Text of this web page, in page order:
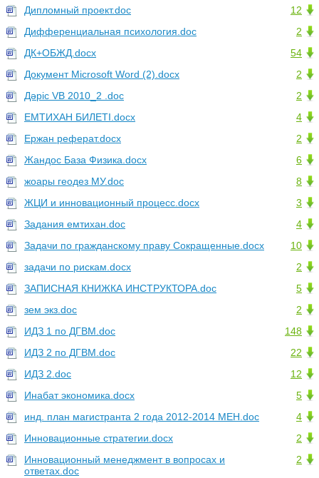
12
Дипломный проект.doc
2
Дифференциальная психология.doc
54
ДК+ОБЖД.docx
2
Документ Microsoft Word (2).docx
2
Дәріс VB 2010_2 .doc
4
ЕМТИХАН БИЛЕТІ.docx
2
Ержан реферат.docx
6
Жандос База Физика.docx
8
жоары геодез МУ.doc
3
ЖЦИ и инновационный процесс.docx
4
Задания емтихан.doc
10
Задачи по гражданскому праву Сокращенные.docx
2
задачи по рискам.docx
5
ЗАПИСНАЯ КНИЖКА ИНСТРУКТОРА.doc
2
зем экз.doc
148
ИДЗ 1 по ДГВМ.doc
22
ИДЗ 2 по ДГВМ.doc
12
ИДЗ 2.doc
5
Инабат экономика.docx
4
инд. план магистранта 2 года 2012-2014 МЕН.doc
2
Инновационные стратегии.docx
2
Инновационный менеджмент в вопросах и
ответах.doc